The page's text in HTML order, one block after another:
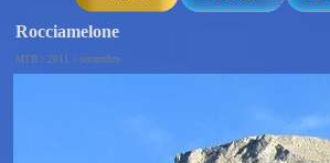
Rocciamelone
MTB > 2011 > settembre